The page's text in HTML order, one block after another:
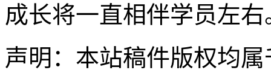
成长将一直相伴学员左右
声明：本站稿件版权均